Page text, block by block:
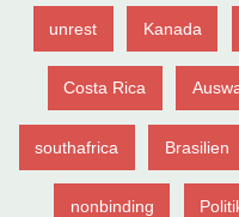
unrest Kanada
Costa Rica
southafrica Brasilien
nonbinding